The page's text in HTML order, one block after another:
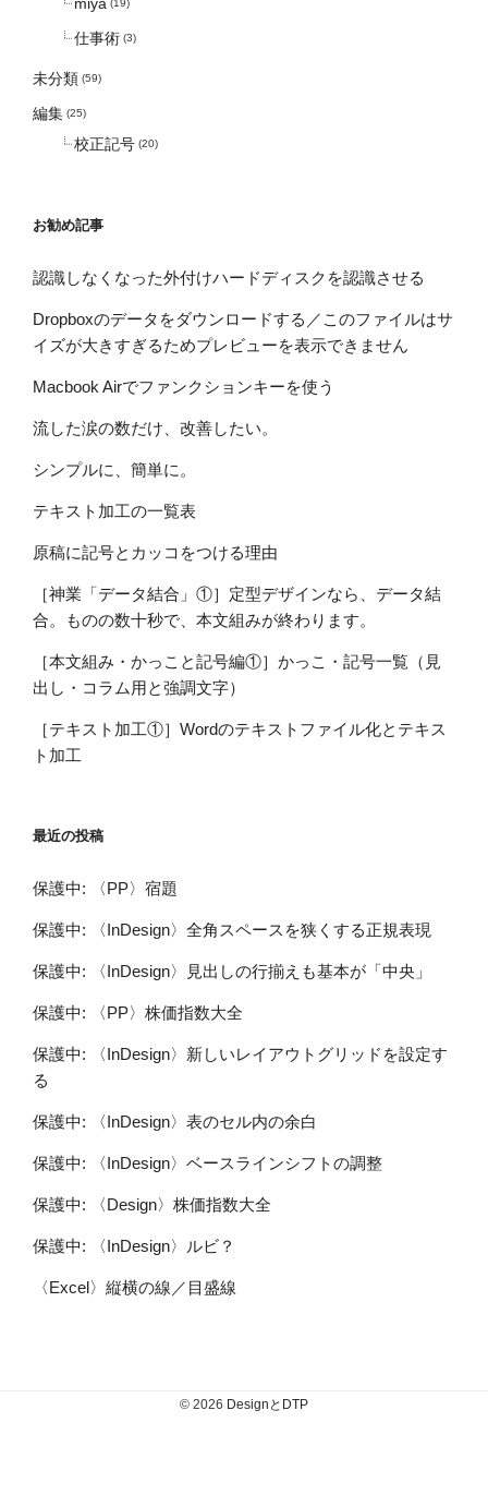
(19)
仕事術 (3)
未分類 (59)
編集 (25)
校正記号 (20)
お勧め記事
認識しなくなった外付けハードディスクを認識させる
Dropboxのデータをダウンロードする／このファイルはサ
イズが大きすぎるためプレビューを表示できません
Macbook Airでファンクションキーを使う
流した涙の数だけ、改善したい。
シンプルに、簡単に。
テキスト加工の一覧表
原稿に記号とカッコをつける理由
［神業「データ結合」①］定型デザインなら、データ結
合。ものの数十秒で、本文組みが終わります。
［本文組み・かっこと記号編①］かっこ・記号一覧（見
出し・コラム用と強調文字）
［テキスト加工①］Wordのテキストファイル化とテキス
ト加工
最近の投稿
保護中: 〈PP〉宿題
保護中: 〈InDesign〉全角スペースを狭くする正規表現
保護中: 〈InDesign〉見出しの行揃えも基本が「中央」
保護中: 〈PP〉株価指数大全
保護中: 〈InDesign〉新しいレイアウトグリッドを設定す
る
保護中: 〈InDesign〉表のセル内の余白
保護中: 〈InDesign〉ベースラインシフトの調整
保護中: 〈Design〉株価指数大全
保護中: 〈InDesign〉ルビ？
〈Excel〉縦横の線／目盛線
© 2026 DesignとDTP